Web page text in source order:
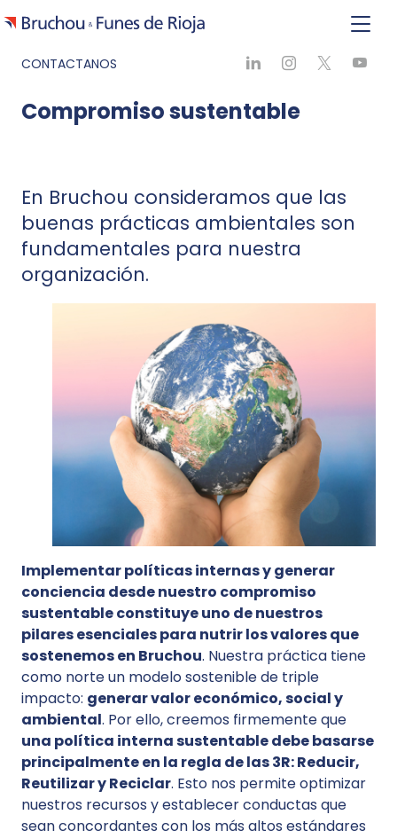
CONTACTANOS
Compromiso sustentable
En Bruchou consideramos que las
buenas prácticas ambientales son
fundamentales para nuestra
organización.
Implementar políticas internas y generar
conciencia desde nuestro compromiso
sustentable constituye uno de nuestros
pilares esenciales para nutrir los valores que
sostenemos en Bruchou. Nuestra práctica tiene
como norte un modelo sostenible de triple
impacto: generar valor económico, social y
ambiental. Por ello, creemos firmemente que
una política interna sustentable debe basarse
principalmente en la regla de las 3R: Reducir,
Reutilizar y Reciclar. Esto nos permite optimizar
nuestros recursos y establecer conductas que
sean concordantes con los más altos estándares